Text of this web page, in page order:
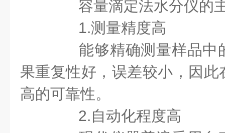
容量滴定法水分仪的
1.测量精度高
能够精确测量样品中
果重复性好，误差较小，因
高的可靠性。
2.自动化程度高